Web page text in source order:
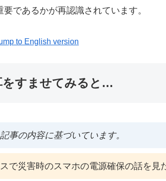
であるかが再認識されています。
to English version
をすませてみると…
事の内容に基づいています。
で災害時のスマホの電源確保の話を見